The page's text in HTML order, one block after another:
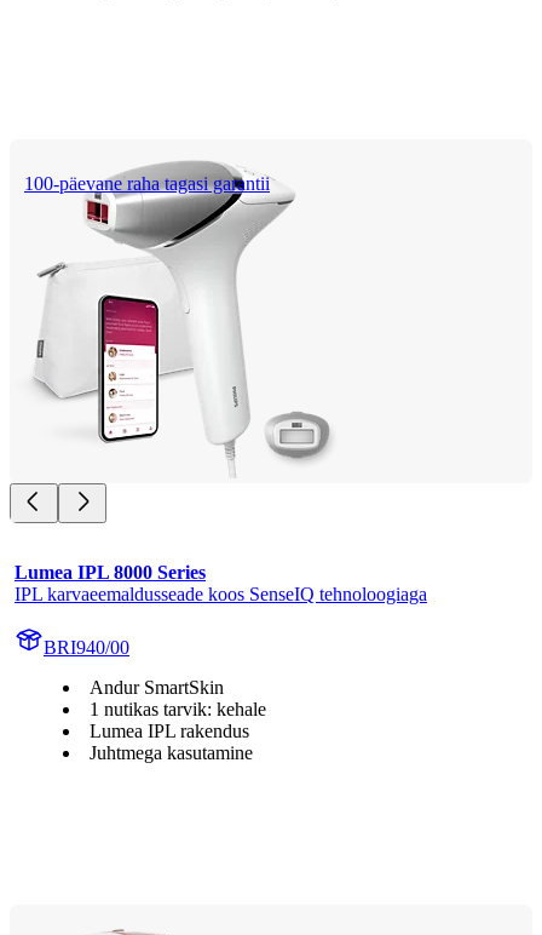
100-päevane raha tagasi garantii
Lumea IPL 8000 Series
IPL karvaeemaldusseade koos SenseIQ tehnoloogiaga
BRI940/00
Andur SmartSkin
1 nutikas tarvik: kehale
Lumea IPL rakendus
Juhtmega kasutamine